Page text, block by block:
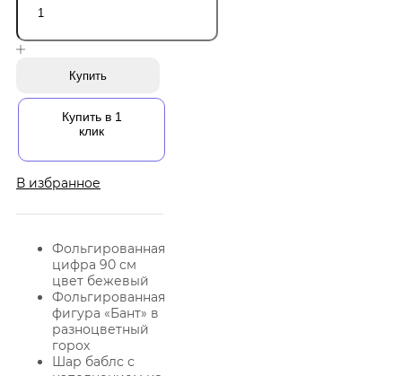
Купить
Купить в 1
клик
В избранное
Фольгированная
цифра 90 см
цвет бежевый
Фольгированная
фигура «Бант» в
разноцветный
горох
Шар баблс с